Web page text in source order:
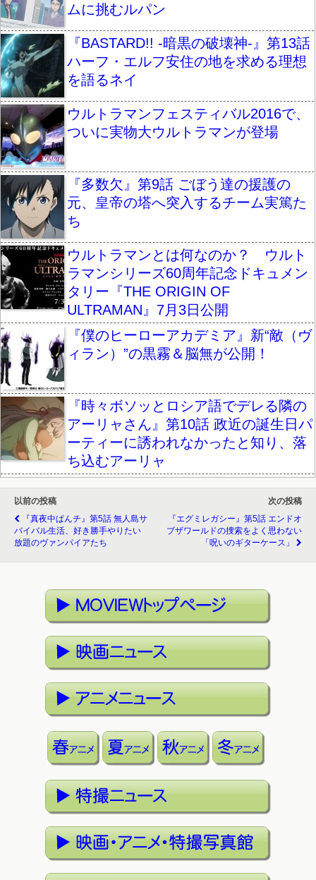
ムに挑むルパン
『BASTARD!! -暗黒の破壊神-』第13話
ハーフ・エルフ安住の地を求める理想
を語るネイ
ウルトラマンフェスティバル2016で、
ついに実物大ウルトラマンが登場
『多数欠』第9話 ごぼう達の援護の
元、皇帝の塔へ突入するチーム実篤た
ち
ウルトラマンとは何なのか？ ウルト
ラマンシリーズ60周年記念ドキュメン
タリー『THE ORIGIN OF
ULTRAMAN』7月3日公開
『僕のヒーローアカデミア』新“敵（ヴ
ィラン）”の黒霧＆脳無が公開！
『時々ボソッとロシア語でデレる隣の
アーリャさん』第10話 政近の誕生日パ
ーティーに誘われなかったと知り、落
ち込むアーリャ
以前の投稿
『真夜中ぱんチ』第5話 無人島サ
バイバル生活、好き勝手やりたい
放題のヴァンパイアたち
次の投稿
『エグミレガシー』第5話 エンドオ
ブザワールドの捜索をよく思わない
「呪いのギターケース」